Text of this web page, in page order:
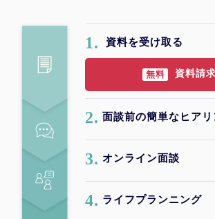
1. 資料を受け取る
無料 資料請
2. 面談前の簡単なヒアリ
3. オンライン面談
4. ライフプランニング